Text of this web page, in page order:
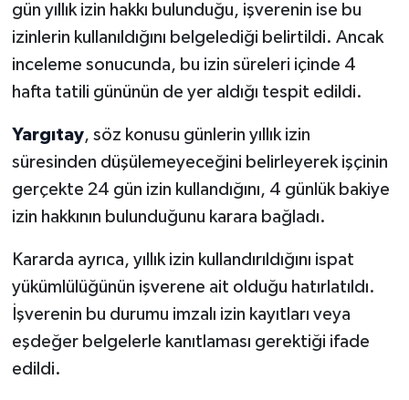
gün yıllık izin hakkı bulunduğu, işverenin ise bu
izinlerin kullanıldığını belgelediği belirtildi. Ancak
inceleme sonucunda, bu izin süreleri içinde 4
hafta tatili gününün de yer aldığı tespit edildi.
Yargıtay, söz konusu günlerin yıllık izin
süresinden düşülemeyeceğini belirleyerek işçinin
gerçekte 24 gün izin kullandığını, 4 günlük bakiye
izin hakkının bulunduğunu karara bağladı.
Kararda ayrıca, yıllık izin kullandırıldığını ispat
yükümlülüğünün işverene ait olduğu hatırlatıldı.
İşverenin bu durumu imzalı izin kayıtları veya
eşdeğer belgelerle kanıtlaması gerektiği ifade
edildi.